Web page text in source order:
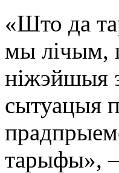
«Што да
мы лічым,
ніжэйшыя
сытуацыя
тарыфы»,